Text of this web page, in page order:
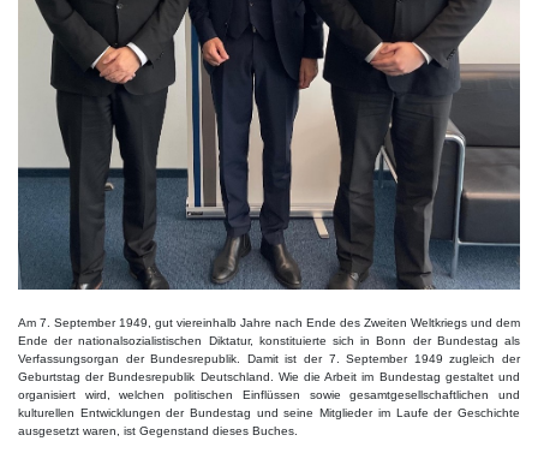
Am 7. September 1949, gut viereinhalb Jahre nach Ende des Zweiten Weltkriegs und dem
Ende der nationalsozialistischen Diktatur, konstituierte sich in Bonn der Bundestag als
Verfassungsorgan der Bundesrepublik. Damit ist der 7. September 1949 zugleich der
Geburtstag der Bundesrepublik Deutschland. Wie die Arbeit im Bundestag gestaltet und
organisiert wird, welchen politischen Einflüssen sowie gesamtgesellschaftlichen und
kulturellen Entwicklungen der Bundestag und seine Mitglieder im Laufe der Geschichte
ausgesetzt waren, ist Gegenstand dieses Buches.